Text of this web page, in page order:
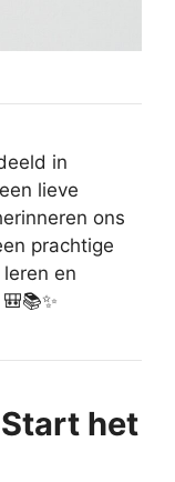
in
lieve
ons
prachtige
en
het